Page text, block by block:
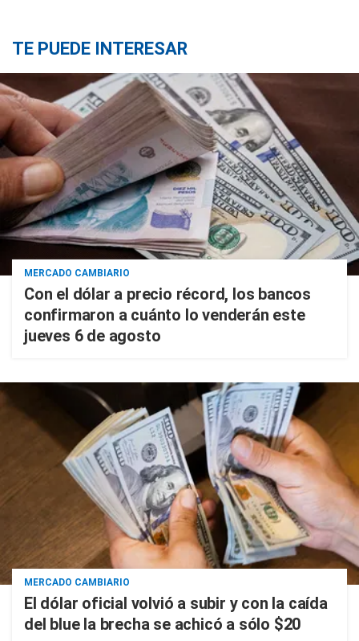
TE PUEDE INTERESAR
MERCADO CAMBIARIO
Con el dólar a precio récord, los bancos
confirmaron a cuánto lo venderán este
jueves 6 de agosto
MERCADO CAMBIARIO
El dólar oficial volvió a subir y con la caída
del blue la brecha se achicó a sólo $20